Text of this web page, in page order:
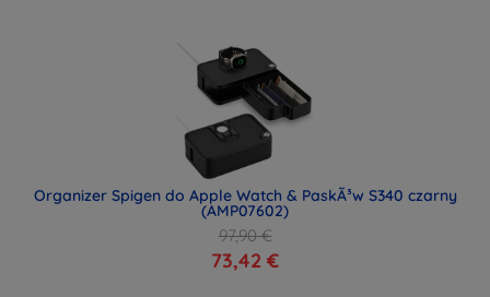
Organizer Spigen do Apple Watch & PaskÃ³w S340 czarny
(AMP07602)
97,90 €
73,42 €